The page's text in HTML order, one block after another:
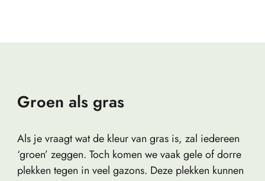
Groen als gras
Als je vraagt wat de kleur van gras is, zal iedereen
‘groen’ zeggen. Toch komen we vaak gele of dorre
plekken tegen in veel gazons. Deze plekken kunnen